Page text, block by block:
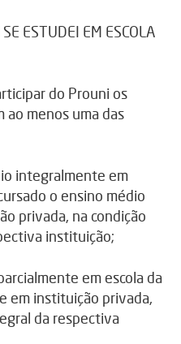
ESTUDEI EM ESCOLA
do Prouni os
ao menos uma das
integralmente em
o ensino médio
privada, na condição
instituição;
em escola da
em instituição privada,
da respectiva